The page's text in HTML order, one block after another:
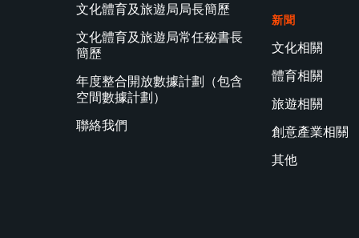
文化體育及旅遊局局長簡歷
文化體育及旅遊局常任秘書長
簡歷
年度整合開放數據計劃（包含
空間數據計劃）
聯絡我們
新聞
文化相關
體育相關
旅遊相關
創意產業相關
其他